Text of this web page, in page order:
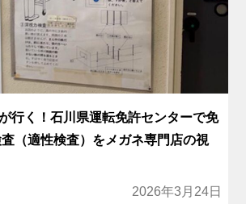
行く！石川県運転免許センターで免
（適性検査）をメガネ専門店の視
2026年3月24日